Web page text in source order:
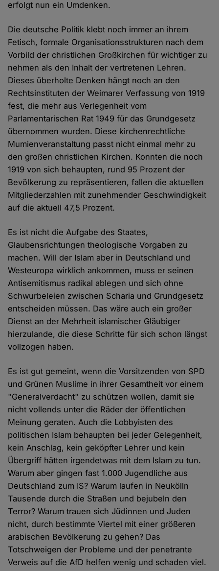
erfolgt nun ein Umdenken.
Die deutsche Politik klebt noch immer an ihrem
Fetisch, formale Organisationsstrukturen nach dem
Vorbild der christlichen Großkirchen für wichtiger zu
nehmen als den Inhalt der vertretenen Lehren.
Dieses überholte Denken hängt noch an den
Rechtsinstituten der Weimarer Verfassung von 1919
fest, die mehr aus Verlegenheit vom
Parlamentarischen Rat 1949 für das Grundgesetz
übernommen wurden. Diese kirchenrechtliche
Mumienveranstaltung passt nicht einmal mehr zu
den großen christlichen Kirchen. Konnten die noch
1919 von sich behaupten, rund 95 Prozent der
Bevölkerung zu repräsentieren, fallen die aktuellen
Mitgliederzahlen mit zunehmender Geschwindigkeit
auf die aktuell 47,5 Prozent.
Es ist nicht die Aufgabe des Staates,
Glaubensrichtungen theologische Vorgaben zu
machen. Will der Islam aber in Deutschland und
Westeuropa wirklich ankommen, muss er seinen
Antisemitismus radikal ablegen und sich ohne
Schwurbeleien zwischen Scharia und Grundgesetz
entscheiden müssen. Das wäre auch ein großer
Dienst an der Mehrheit islamischer Gläubiger
hierzulande, die diese Schritte für sich schon längst
vollzogen haben.
Es ist gut gemeint, wenn die Vorsitzenden von SPD
und Grünen Muslime in ihrer Gesamtheit vor einem
"Generalverdacht" zu schützen wollen, damit sie
nicht vollends unter die Räder der öffentlichen
Meinung geraten. Auch die Lobbyisten des
politischen Islam behaupten bei jeder Gelegenheit,
kein Anschlag, kein geköpfter Lehrer und kein
Übergriff hätten irgendetwas mit dem Islam zu tun.
Warum aber gingen fast 1.000 Jugendliche aus
Deutschland zum IS? Warum laufen in Neukölln
Tausende durch die Straßen und bejubeln den
Terror? Warum trauen sich Jüdinnen und Juden
nicht, durch bestimmte Viertel mit einer größeren
arabischen Bevölkerung zu gehen? Das
Totschweigen der Probleme und der penetrante
Verweis auf die AfD helfen wenig und schaden viel.